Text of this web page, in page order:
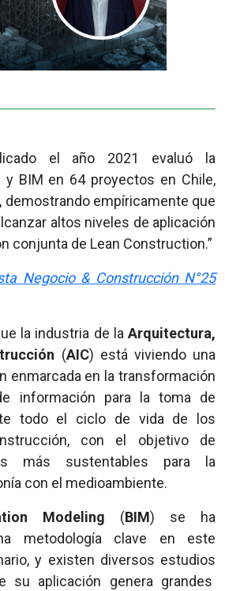
el año 2021 evaluó la
y BIM en 64 proyectos en Chile,
demostrando empíricamente que
altos niveles de aplicación
conjunta de Lean Construction.”
Negocio & Construcción N°25
la industria de la Arquitectura,
(AIC) está viviendo una
enmarcada en la transformación
información para la toma de
todo el ciclo de vida de los
con el objetivo de
más sustentables para la
con el medioambiente.
Modeling (BIM) se ha
metodología clave en este
y existen diversos estudios
su aplicación genera grandes